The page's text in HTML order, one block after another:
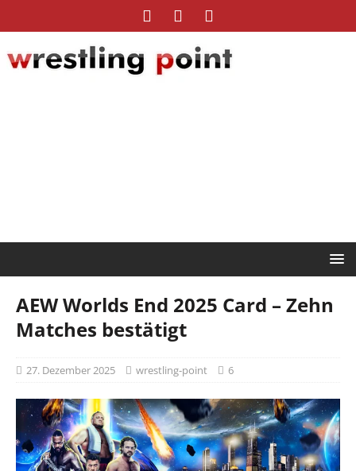
AEW Worlds End 2025 Card – Zehn
Matches bestätigt
27. Dezember 2025 wrestling-point 6